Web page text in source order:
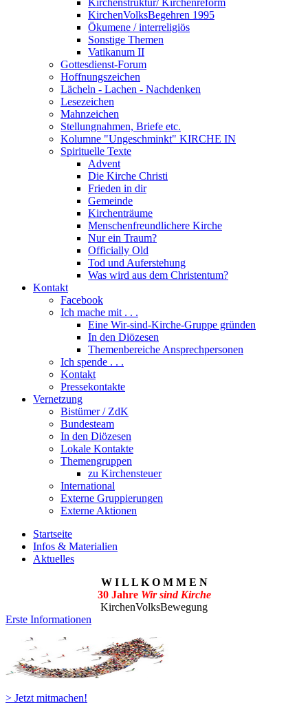
Kirchenstruktur/ Kirchenreform
KirchenVolksBegehren 1995
Ökumene / interreligiös
Sonstige Themen
Vatikanum II
Gottesdienst-Forum
Hoffnungszeichen
Lächeln - Lachen - Nachdenken
Lesezeichen
Mahnzeichen
Stellungnahmen, Briefe etc.
Kolumne "Ungeschminkt" KIRCHE IN
Spirituelle Texte
Advent
Die Kirche Christi
Frieden in dir
Gemeinde
Kirchenträume
Menschenfreundlichere Kirche
Nur ein Traum?
Officially Old
Tod und Auferstehung
Was wird aus dem Christentum?
Kontakt
Facebook
Ich mache mit . . .
Eine Wir-sind-Kirche-Gruppe gründen
In den Diözesen
Themenbereiche Ansprechpersonen
Ich spende . . .
Kontakt
Pressekontakte
Vernetzung
Bistümer / ZdK
Bundesteam
In den Diözesen
Lokale Kontakte
Themengruppen
zu Kirchensteuer
International
Externe Gruppierungen
Externe Aktionen
Startseite
Infos & Materialien
Aktuelles
W I L L K O M M E N
30 Jahre Wir sind Kirche
KirchenVolksBewegung
Erste Informationen
> Jetzt mitmachen!